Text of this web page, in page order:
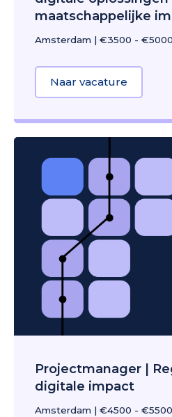
maatschappelijke
Amsterdam | €3500 - €5000
Naar vacature
Projectmanager |
digitale impact
Amsterdam | €4500 - €5500